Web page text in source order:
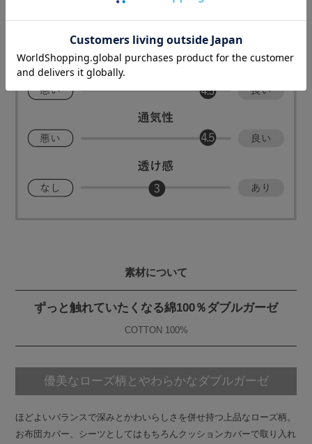
素材について
ずっと触れていたくなる綿100％ダブルガーゼ
COTTON 100%
優美なローズ柄とやわらかなダブルガーゼ
ほどよいバランスで深みとかわいらしさを併せ持つ上品なローズ柄。
お布団カバー、シーツとしてはもちろんクッションカバーで取り入れ